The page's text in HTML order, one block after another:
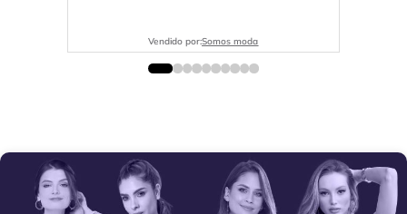
Vendido por:Somos moda